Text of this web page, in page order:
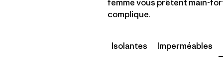
femme vous prêtent main-
complique.
Isolantes Imperméables